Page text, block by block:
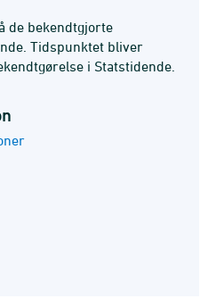
de bekendtgjorte
Tidspunktet bliver
i Statstidende.